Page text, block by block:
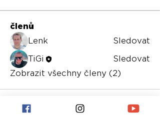
členů
Lenk
Sledovat
TiGi
Sledovat
Zobrazit všechny členy (2)